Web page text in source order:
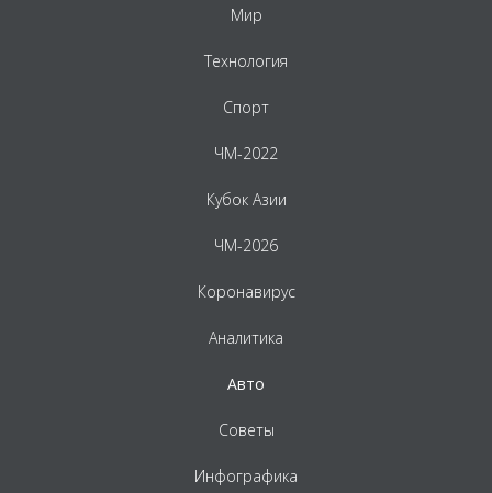
Мир
Технология
Спорт
ЧМ-2022
Кубок Азии
ЧМ-2026
Коронавирус
Аналитика
Авто
Советы
Инфографика